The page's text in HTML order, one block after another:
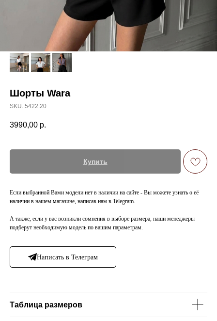
Шорты Wara
SKU: 5422.20
3990,00 р.
Купить
Если выбранной Вами модели нет в наличии на сайте - Вы можете узнать о её
наличии в нашем магазине, написав нам в Telegram.
А также, если у вас возникли сомнения в выборе размера, наши менеджеры
подберут необходимую модель по вашим параметрам.
Написать в Телеграм
Таблица размеров